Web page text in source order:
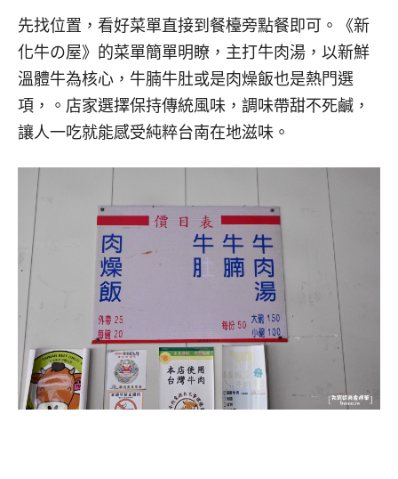
先找位置，看好菜單直接到餐檯旁點餐即可。《新
化牛の屋》的菜單簡單明瞭，主打牛肉湯，以新鮮
溫體牛為核心，牛腩牛肚或是肉燥飯也是熱門選
項，。店家選擇保持傳統風味，調味帶甜不死鹹，
讓人一吃就能感受純粹台南在地滋味。